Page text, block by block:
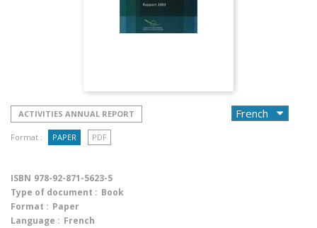
ACTIVITIES ANNUAL REPORT
Format : PAPER PDF
ISBN 978-92-871-5623-5
Type of document : Book
Format : Paper
Language : French